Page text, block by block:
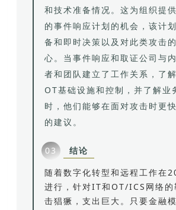
和技术准备情况。这为组织提
的事件响应计划的机会，该计
备和即时决策以及对此类攻击
心。当事件响应和取证公司与
者和团队建立了工作关系，了
OT基础设施和控制，并了解业
时，他们能够在面对攻击时更
的建议。
03
结论
随着数字化转型和远程工作在
进行，针对IT和OT/ICS网络的
击猖獗，支出巨大。只要金融